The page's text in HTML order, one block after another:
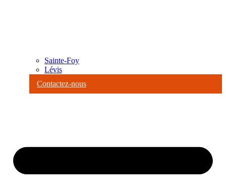
Sainte-Foy
Lévis
Contactez-nous